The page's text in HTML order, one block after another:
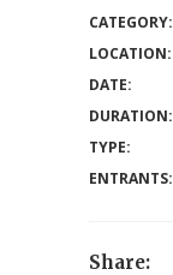
CATEGORY:
LOCATION:
DATE:
DURATION:
TYPE:
ENTRANTS:
Share: